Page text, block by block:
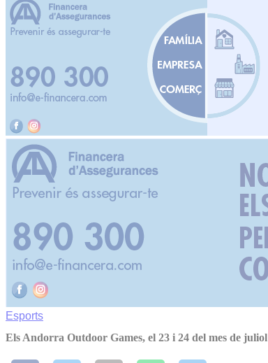
Esports
Els Andorra Outdoor Games, el 23 i 24 del mes de juliol